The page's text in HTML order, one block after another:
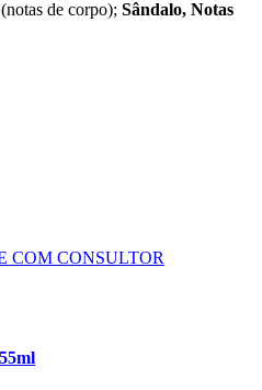
(notas de corpo); Sândalo, Notas
COM CONSULTOR